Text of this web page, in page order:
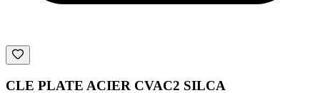
CLE PLATE ACIER CVAC2 SILCA